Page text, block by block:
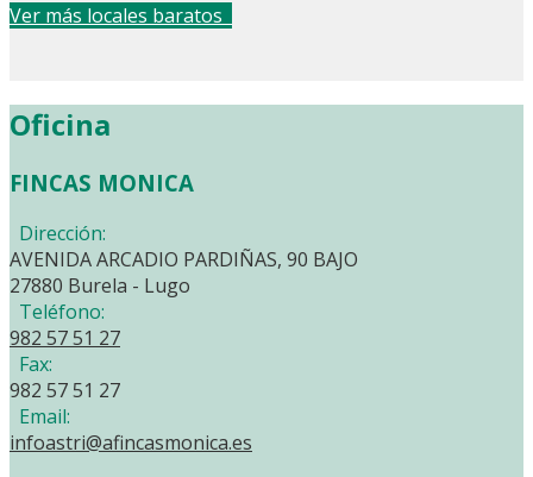
Ver más locales baratos
Oficina
FINCAS MONICA
Dirección:
AVENIDA ARCADIO PARDIÑAS, 90 BAJO
27880 Burela - Lugo
Teléfono:
982 57 51 27
Fax:
982 57 51 27
Email:
infoastri@afincasmonica.es